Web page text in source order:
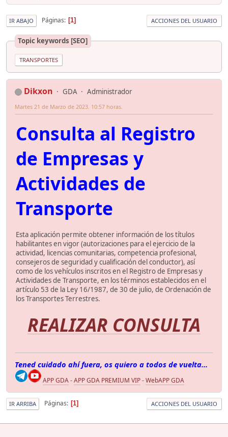
IR ABAJO Páginas 1 ACCIONES DEL USUARIO
Topic keywords [SEO]
TRANSPORTES
Dikxon GDA Administrador
Martes 21 de Marzo de 2023. 10:57 horas.
Consulta al Registro
de Empresas y
Actividades de
Transporte
Esta aplicación permite obtener información de los títulos
habilitantes en vigor (autorizaciones para el ejercicio de la
actividad, licencias comunitarias, competencia profesional,
consejeros de seguridad y cualificación del conductor), así
como de los vehículos inscritos en el Registro de Empresas y
Actividades de Transporte, en los términos establecidos en el
artículo 53 de la Ley 16/1987, de 30 de julio, de Ordenación de
los Transportes Terrestres.
REALIZAR CONSULTA
Tened cuidado ahí fuera, os quiero a todos de vuelta...
APP GDA-APP GDA PREMIUM VIP-WebAPP GDA
IR ARRIBA Páginas 1 ACCIONES DEL USUARIO